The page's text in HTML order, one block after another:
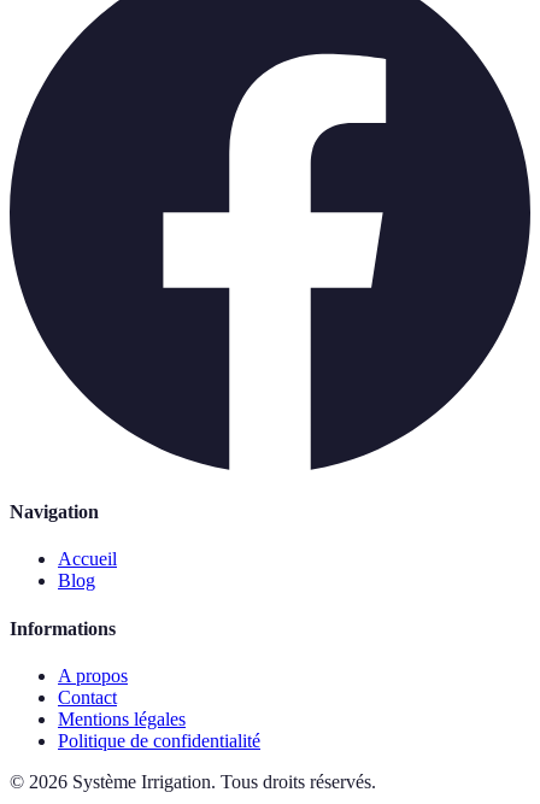
Navigation
Accueil
Blog
Informations
A propos
Contact
Mentions légales
Politique de confidentialité
© 2026 Système Irrigation. Tous droits réservés.